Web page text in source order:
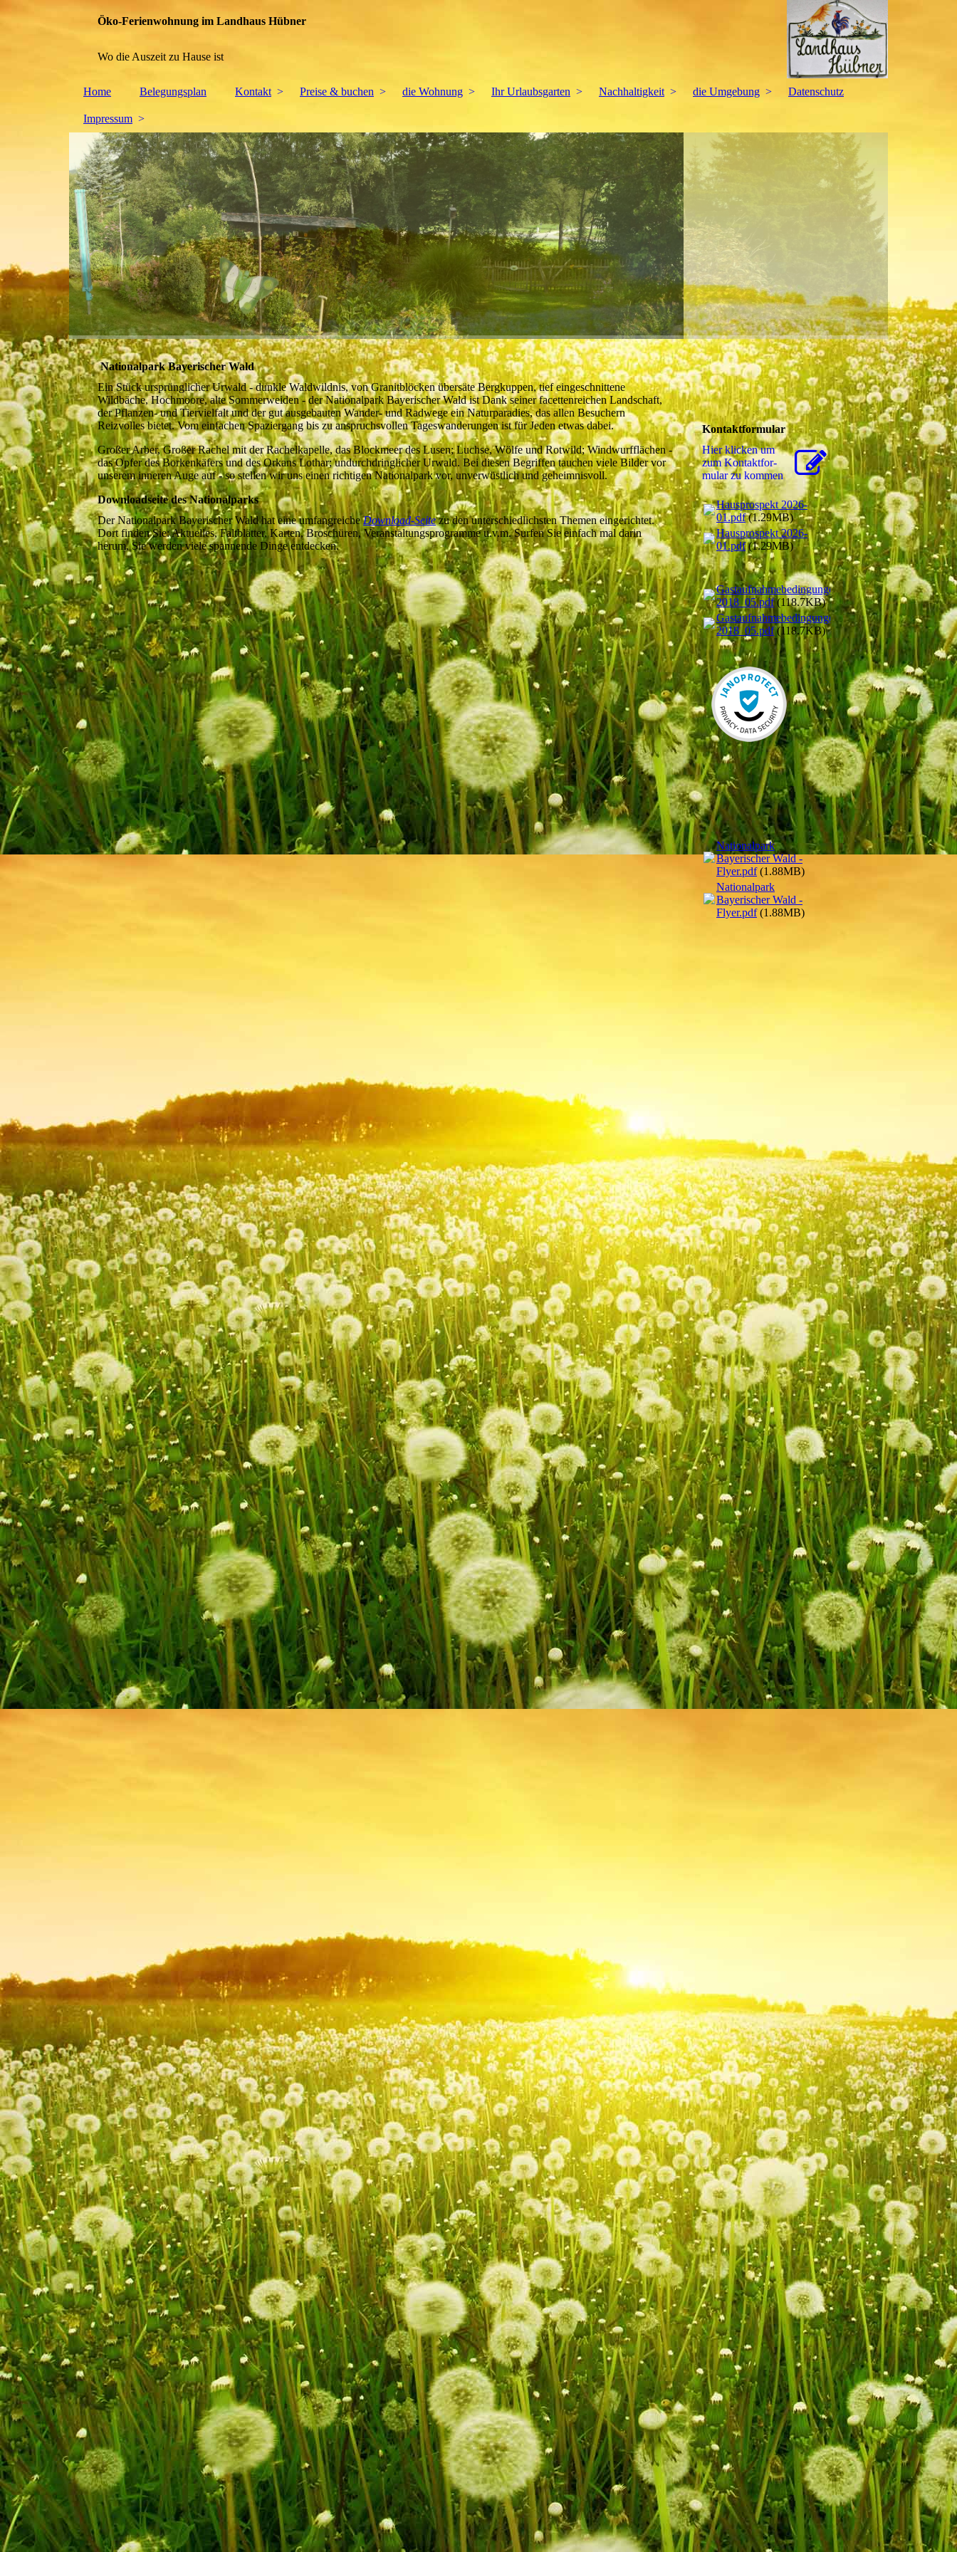
Öko-Ferienwohnung im Landhaus Hübner
Wo die Auszeit zu Hause ist
Home Belegungsplan Kontakt Preise & buchen die Wohnung Ihr Urlaubsgarten Nachhaltigkeit die Umgebung Datenschutz
Impressum
Nationalpark Bayerischer Wald
Ein Stück ursprünglicher Urwald - dunkle Waldwildnis, von Granitblöcken übersäte Bergkuppen, tief eingeschnittene
Wildbäche, Hochmoore, alte Sommerweiden - der Nationalpark Bayerischer Wald ist Dank seiner facettenreichen Landschaft,
der Pflanzen- und Tiervielfalt und der gut ausgebauten Wander- und Radwege ein Naturparadies, das allen Besuchern
Reizvolles bietet. Vom einfachen Spaziergang bis zu anspruchsvollen Tageswanderungen ist für Jeden etwas dabei.
Großer Arber, Großer Rachel mit der Rachelkapelle, das Blockmeer des Lusen; Luchse, Wölfe und Rotwild; Windwurfflächen -
das Opfer des Borkenkäfers und des Orkans Lothar; undurchdringlicher Urwald. Bei diesen Begriffen tauchen viele Bilder vor
unserem inneren Auge auf - so stellen wir uns einen richtigen Nationalpark vor, unverwüstlich und geheimnisvoll.
Downloadseite des Nationalparks
Der Nationalpark Bayerischer Wald hat eine umfangreicheDownload-Seitezu den unterschiedlichsten Themen eingerichtet.
Dort finden Sie: Aktuelles, Faltblätter, Karten, Broschüren, Veranstaltungsprogramme u.v.m. Surfen Sie einfach mal darin
herum, Sie werden viele spannende Dinge entdecken.
uralte Bergahorne am Hochschachten oberhalb von Buchenau
die Glasarche am Lusen-Sommerweg
Kontaktformular
Hier klicken um
zum Kon­takt­for­
mu­lar zu kommen
Hausprospekt 2026-
01.pdf(1.29MB)
Hausprospekt 2026-
01.pdf(1.29MB)
Gastaufnahmebedingungen
2018_05.pdf(118.7KB)
Gastaufnahmebedingungen
2018_05.pdf(118.7KB)
Nationalpark
Bayerischer Wald -
Flyer.pdf(1.88MB)
Nationalpark
Bayerischer Wald -
Flyer.pdf(1.88MB)